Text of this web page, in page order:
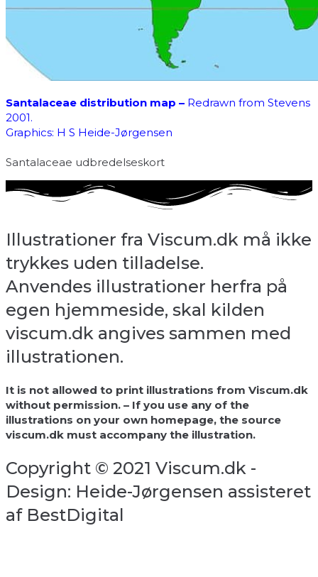
Santalaceae distribution map – Redrawn from Stevens
2001.
Graphics: H S Heide-Jørgensen
Santalaceae udbredelseskort
Illustrationer fra Viscum.dk må ikke
trykkes uden tilladelse.
Anvendes illustrationer herfra på
egen hjemmeside, skal kilden
viscum.dk angives sammen med
illustrationen.
It is not allowed to print illustrations from Viscum.dk
without permission. – If you use any of the
illustrations on your own homepage, the source
viscum.dk must accompany the illustration.
Copyright © 2021 Viscum.dk -
Design: Heide-Jørgensen assisteret
af BestDigital